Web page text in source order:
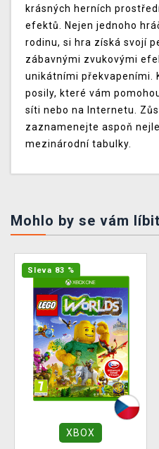
krásných herních
efektů. Nejen jednoho
rodinu, si hra získá svojí
zábavnými zvukovými
unikátními překvapeními.
posily, které vám
síti nebo na Internetu.
zaznamenejte aspoň
mezinárodní tabulky.
Mohlo by se vám líbit
Sleva 83 %
XBOX